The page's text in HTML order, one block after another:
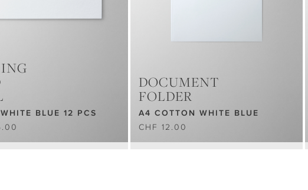
BLUE 12 PCS
DOCUMENT
FOLDER
A4 COTTON WHITE BLUE
CHF 12.00